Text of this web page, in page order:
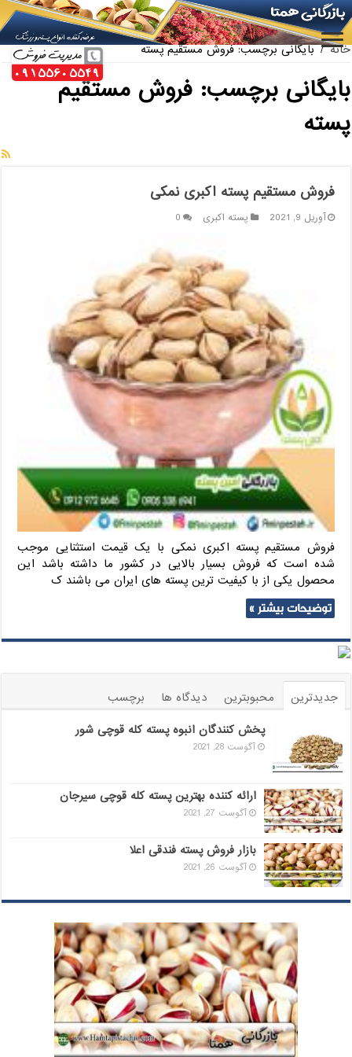
ارائه کننده بهترین پسته کله قوچی سیرجان
خانه / بایگانی برچسب: فروش مستقیم پسته
بایگانی برچسب:فروش مستقیم
پسته
فروش مستقیم پسته اکبری نمکی
آوریل 9, 2021 پسته اکبری 0
فروش مستقیم پسته اکبری نمکی با یک قیمت استثنایی موجب
شده است که فروش بسیار بالایی در کشور ما داشته باشد این
محصول یکی از با کیفیت ترین پسته های ایران می باشند ک
توضیحات بیشتر »
جدیدترین محبوبترین دیدگاه ها
برچسب
پخش کنندگان انبوه پسته کله قوچی شور
آگوست 28, 2021
ارائه کننده بهترین پسته کله قوچی سیرجان
آگوست 27, 2021
بازار فروش پسته فندقی اعلا
آگوست 26, 2021